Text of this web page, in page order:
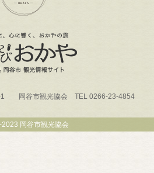
1 岡谷市観光協会 TEL 0266-23-4854
岡谷市観光協会